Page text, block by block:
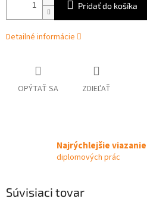
Pridať do košíka
Detailné informácie
OPÝTAŤ SA ZDIEĽAŤ
Najrýchlejšie viazanie
diplomových prác
Súvisiaci tovar